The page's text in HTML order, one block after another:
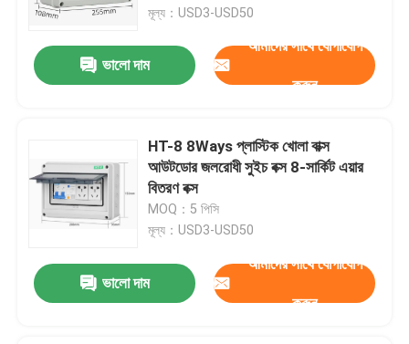
মূল্য：USD3-USD50
ভালো দাম
আমাদের সাথে যোগাযোগ
করুন
HT-8 8Ways প্লাস্টিক খোলা বাক্স
আউটডোর জলরোধী সুইচ বক্স 8-সার্কিট এয়ার
বিতরণ বক্স
MOQ：5 পিসি
মূল্য：USD3-USD50
ভালো দাম
আমাদের সাথে যোগাযোগ
করুন